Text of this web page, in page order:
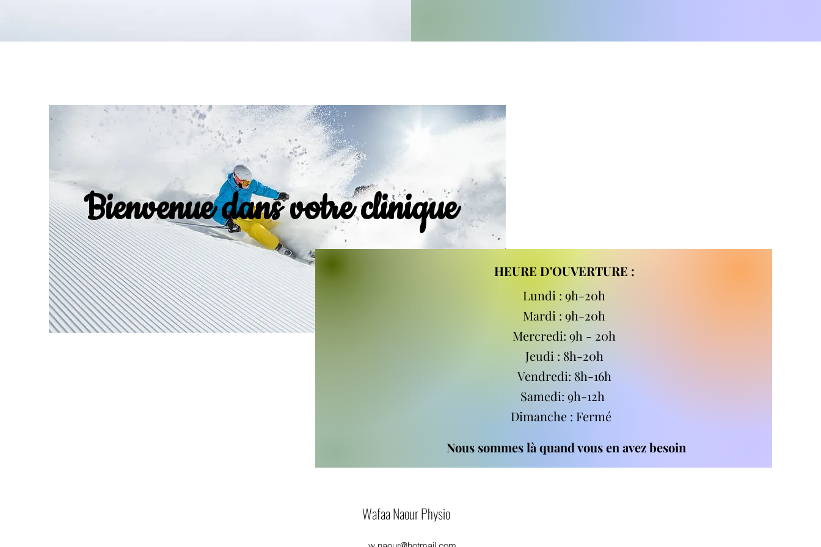
Bienvenue dans votre clinique
HEURE D'OUVERTURE :
Lundi : 9h-20h
Mardi : 9h-20h
Mercredi: 9h - 20h
Jeudi : 8h-20h
Vendredi: 8h-16h
Samedi: 9h-12h
Dimanche : Fermé
Nous sommes là quand vous en avez besoin
Wafaa Naour Physio